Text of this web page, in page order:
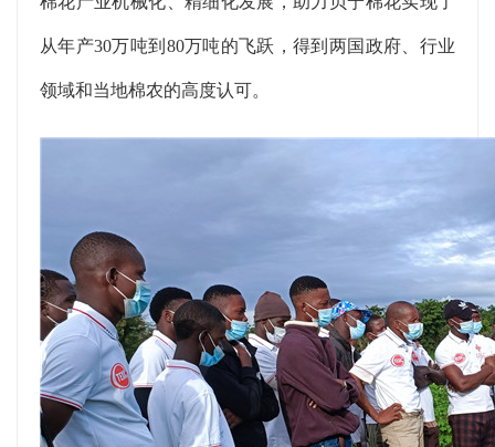
从年产30万吨到80万吨的飞跃，得到两国政府、行业
领域和当地棉农的高度认可。